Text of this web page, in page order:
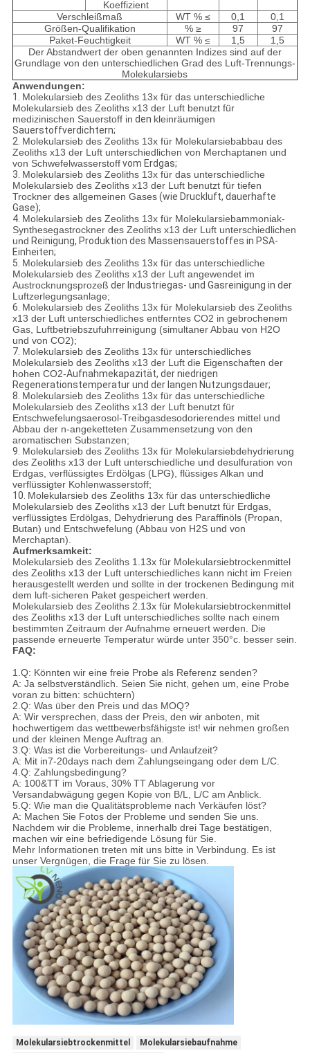
Koeffizient
Verschleißmaß
WT % ≤ 0,1
0,1
Größen-Qualifikation
% ≥ 97
97
Paket-Feuchtigkeit
WT % ≤ 1,5
1,5
Der Abstandwert der oben genannten Indizes sind auf der
Grundlage von den unterschiedlichen Grad des Luft-Trennungs-
Molekularsiebs
Anwendungen:
1. Molekularsieb des Zeoliths 13x für das unterschiedliche
Molekularsieb des Zeoliths x13 der Luft benutzt für
medizinischen Sauerstoff in den kleinräumigen
Sauerstoffverdichtern;
2. Molekularsieb des Zeoliths 13x für Molekularsiebabbau des
Zeoliths x13 der Luft unterschiedlichen von Merchaptanen und
von Schwefelwasserstoffvom Erdgas;
3. Molekularsieb des Zeoliths 13x für das unterschiedliche
Molekularsieb des Zeoliths x13 der Luft benutzt für tiefen
Trockner des allgemeinen Gases(wie Druckluft, dauerhafte
Gase);
4. Molekularsieb des Zeoliths 13x für Molekularsiebammoniak-
Synthesegastrockner des Zeoliths x13 der Luft unterschiedlichen
und Reinigung, Produktion des Massensauerstoffes in PSA-
Einheiten;
5. Molekularsieb des Zeoliths 13x für das unterschiedliche
Molekularsieb des Zeoliths x13 der Luft angewendet im
Austrocknungsprozeß der Industriegas- und Gasreinigung in der
Luftzerlegungsanlage;
6. Molekularsieb des Zeoliths 13x für Molekularsieb des Zeoliths
x13 der Luft unterschiedliches entferntes CO2 in gebrochenem
Gas, Luftbetriebszufuhrreinigung (simultaner Abbau von H2O
und von CO2);
7. Molekularsieb des Zeoliths 13x für unterschiedliches
Molekularsieb des Zeoliths x13 der Luft die Eigenschaften der
hohen CO2-Aufnahmekapazität, der niedrigen
Regenerationstemperatur und der langen Nutzungsdauer;
8. Molekularsieb des Zeoliths 13x für das unterschiedliche
Molekularsieb des Zeoliths x13 der Luft benutzt für
Entschwefelungsaerosol-Treibgasdesodorierendes mittel und
Abbau der n-angeketteten Zusammensetzung von den
aromatischen Substanzen;
9. Molekularsieb des Zeoliths 13x für Molekularsiebdehydrierung
des Zeoliths x13 der Luft unterschiedliche und desulfuration von
Erdgas, verflüssigtes Erdölgas (LPG), flüssiges Alkan und
verflüssigter Kohlenwasserstoff;
10. Molekularsieb des Zeoliths 13x für das unterschiedliche
Molekularsieb des Zeoliths x13 der Luft benutzt für Erdgas,
verflüssigtes Erdölgas, Dehydrierung des Paraffinöls (Propan,
Butan) und Entschwefelung (Abbau von H2S und von
Merchaptan).
Aufmerksamkeit:
Molekularsieb des Zeoliths 1.13x für Molekularsiebtrockenmittel
des Zeoliths x13 der Luft unterschiedliches kann nicht im Freien
herausgestellt werden und sollte in der trockenen Bedingung mit
dem luft-sicheren Paket gespeichert werden.
Molekularsieb des Zeoliths 2.13x für Molekularsiebtrockenmittel
des Zeoliths x13 der Luft unterschiedliches sollte nach einem
bestimmten Zeitraum der Aufnahme erneuert werden. Die
passende erneuerte Temperatur würde unter 350°c. besser sein.
FAQ:
1.Q: Könnten wir eine freie Probe als Referenz senden?
A: Ja selbstverständlich. Seien Sie nicht, gehen um, eine Probe
voran zu bitten: schüchtern)
2.Q: Was über den Preis und das MOQ?
A: Wir versprechen, dass der Preis, den wir anboten, mit
hochwertigem das wettbewerbsfähigste ist! wir nehmen großen
und der kleinen Menge Auftrag an.
3.Q: Was ist die Vorbereitungs- und Anlaufzeit?
A: Mit in7-20days nach dem Zahlungseingang oder dem L/C.
4.Q: Zahlungsbedingung?
A: 100&TT im Voraus, 30% TT Ablagerung vor
Versandabwägung gegen Kopie von B/L, L/C am Anblick.
5.Q: Wie man die Qualitätsprobleme nach Verkäufen löst?
A: Machen Sie Fotos der Probleme und senden Sie uns.
Nachdem wir die Probleme, innerhalb drei Tage bestätigen,
machen wir eine befriedigende Lösung für Sie.
Mehr Informationen treten mit uns bitte in Verbindung. Es ist
unser Vergnügen, die Frage für Sie zu lösen.
Molekularsiebtrockenmittel
Molekularsiebaufnahme